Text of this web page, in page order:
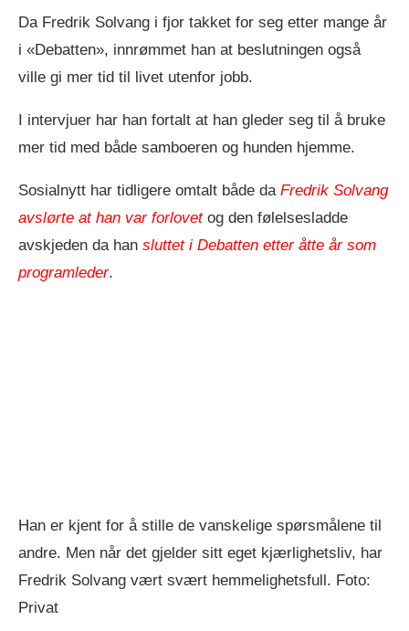
Da Fredrik Solvang i fjor takket for seg etter mange år
i «Debatten», innrømmet han at beslutningen også
ville gi mer tid til livet utenfor jobb.
I intervjuer har han fortalt at han gleder seg til å bruke
mer tid med både samboeren og hunden hjemme.
Sosialnytt har tidligere omtalt både da Fredrik Solvang
avslørte at han var forlovetog den følelsesladde
avskjeden da han sluttet i Debatten etter åtte år som
programleder.
Han er kjent for å stille de vanskelige spørsmålene til
andre. Men når det gjelder sitt eget kjærlighetsliv, har
Fredrik Solvang vært svært hemmelighetsfull. Foto:
Privat